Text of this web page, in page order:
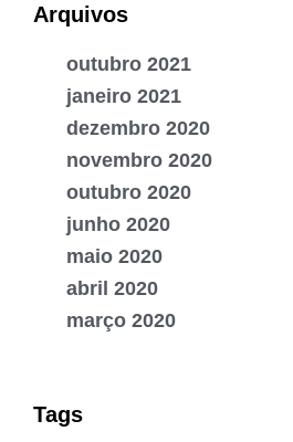
Arquivos
outubro 2021
janeiro 2021
dezembro 2020
novembro 2020
outubro 2020
junho 2020
maio 2020
abril 2020
março 2020
Tags